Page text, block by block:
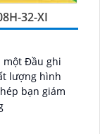
32-XI
một Đầu ghi
bạn giám